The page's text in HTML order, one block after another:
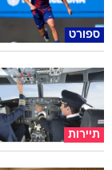
ספורט
תיירות